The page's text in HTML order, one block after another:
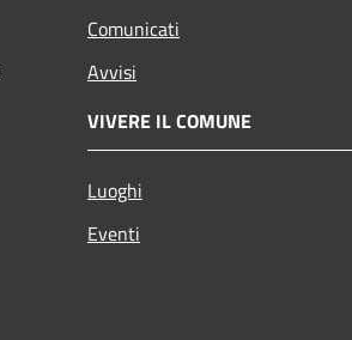
Comunicati
Avvisi
VIVERE IL COMUNE
Luoghi
Eventi